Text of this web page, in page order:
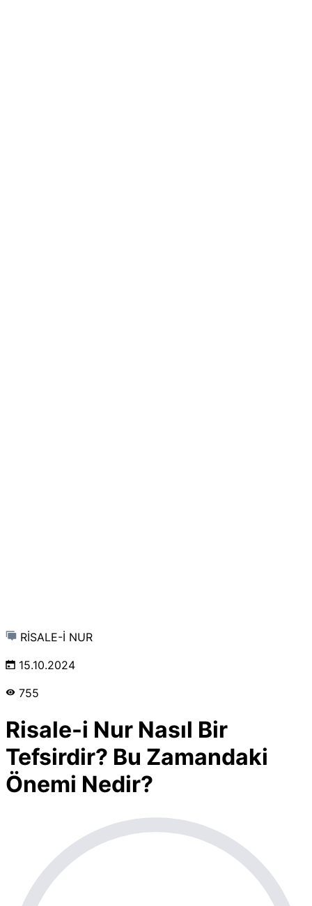
RİSALE-İ NUR
15.10.2024
755
Risale-i Nur Nasıl Bir
Tefsirdir? Bu Zamandaki
Önemi Nedir?